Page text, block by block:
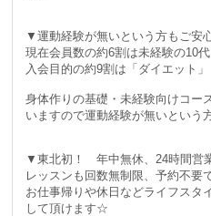
▼運動経験が無いという方もご安
現在会員数の約6割は未経験の10
入会目的の約9割は「ダイエット
身体作りの基礎・未経験向けコー
いますので運動経験が無いという
▼東北初！ 年中無休、24時間営
レッスンも回数無制限、予約不要
お仕事帰りや休日などライフスタ
して頂けます☆